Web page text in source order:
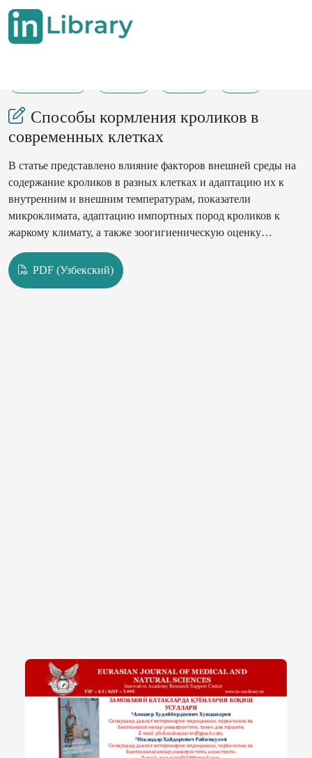
Способы кормления кроликов в
современных клетках
В статье представлено влияние факторов внешней среды на
содержание кроликов в разных клетках и адаптацию их к
внутренним и внешним температурам, показатели
микроклимата, адаптацию импортных пород кроликов к
жаркому климату, а также зоогигиеническую оценку
PDF (Узбекский)